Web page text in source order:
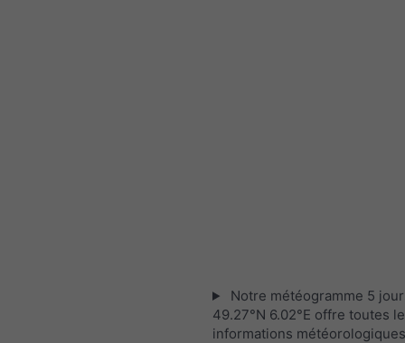
Notre météogramme 5
49.27°N 6.02°E offre toutes
informations météorologiques